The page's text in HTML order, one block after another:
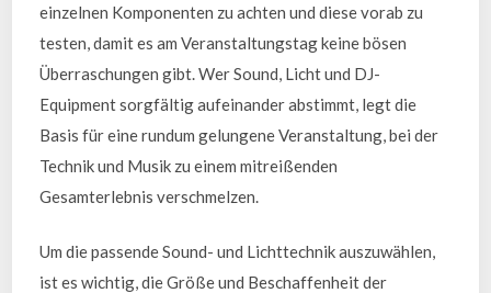
einzelnen Komponenten zu achten und diese vorab zu
testen, damit es am Veranstaltungstag keine bösen
Überraschungen gibt. Wer Sound, Licht und DJ-
Equipment sorgfältig aufeinander abstimmt, legt die
Basis für eine rundum gelungene Veranstaltung, bei der
Technik und Musik zu einem mitreißenden
Gesamterlebnis verschmelzen.
Um die passende Sound- und Lichttechnik auszuwählen,
ist es wichtig, die Größe und Beschaffenheit der